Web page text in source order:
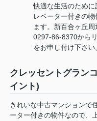
快適な生活のため
レベーター付きの
ます。新百合ヶ丘
0297-86-8370から
をお申し付け下さい
クレッセントグラン
イント)
きれいな中古マンションで
ーター付きの物件なので、